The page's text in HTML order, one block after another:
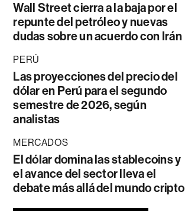
Wall Street cierra a la baja por el
repunte del petróleo y nuevas
dudas sobre un acuerdo con Irán
PERÚ
Las proyecciones del precio del
dólar en Perú para el segundo
semestre de 2026, según
analistas
MERCADOS
El dólar domina las stablecoins y
el avance del sector lleva el
debate más allá del mundo cripto